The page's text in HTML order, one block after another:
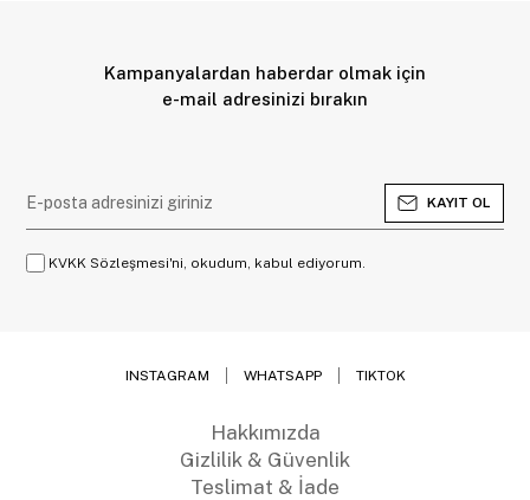
Kampanyalardan haberdar olmak için
e-mail adresinizi bırakın
KAYIT OL
KVKK Sözleşmesi'ni, okudum, kabul ediyorum.
INSTAGRAM WHATSAPP TIKTOK
Hakkımızda
Gizlilik & Güvenlik
Teslimat & İade